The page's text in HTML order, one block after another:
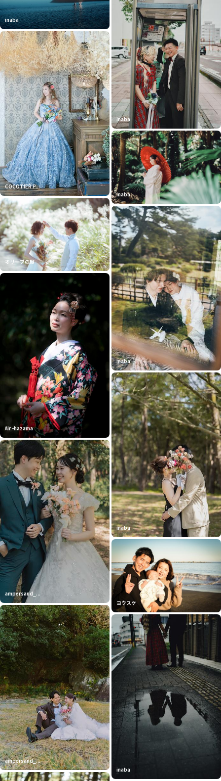
inaba
COCOTIER P...
オリーブの樹
Air -hazama
ampersand_...
ampersand_...
inaba
inaba
inaba
inaba
ヨウスケ
inaba